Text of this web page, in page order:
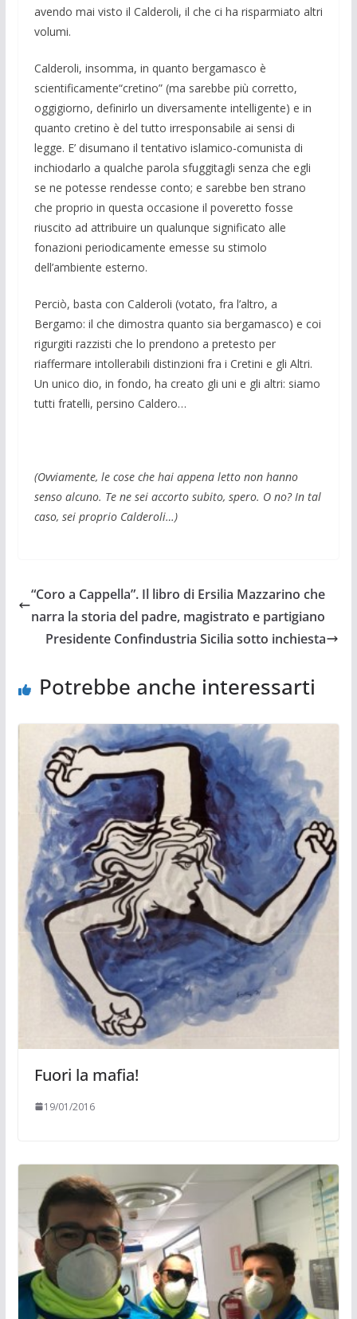
avendo mai visto il Calderoli, il che ci ha risparmiato altri
volumi.
Calderoli, insomma, in quanto bergamasco è
scientificamente“cretino” (ma sarebbe più corretto,
oggigiorno, definirlo un diversamente intelligente) e in
quanto cretino è del tutto irresponsabile ai sensi di
legge. E’ disumano il tentativo islamico-comunista di
inchiodarlo a qualche parola sfuggitagli senza che egli
se ne potesse rendesse conto; e sarebbe ben strano
che proprio in questa occasione il poveretto fosse
riuscito ad attribuire un qualunque significato alle
fonazioni periodicamente emesse su stimolo
dell’ambiente esterno.
Perciò, basta con Calderoli (votato, fra l’altro, a
Bergamo: il che dimostra quanto sia bergamasco) e coi
rigurgiti razzisti che lo prendono a pretesto per
riaffermare intollerabili distinzioni fra i Cretini e gli Altri.
Un unico dio, in fondo, ha creato gli uni e gli altri: siamo
tutti fratelli, persino Caldero…
(Ovviamente, le cose che hai appena letto non hanno
senso alcuno. Te ne sei accorto subito, spero. O no? In tal
caso, sei proprio Calderoli…)
“Coro a Cappella”. Il libro di Ersilia Mazzarino che
narra la storia del padre, magistrato e partigiano
Presidente Confindustria Sicilia sotto inchiesta
Potrebbe anche interessarti
Fuori la mafia!
19/01/2016